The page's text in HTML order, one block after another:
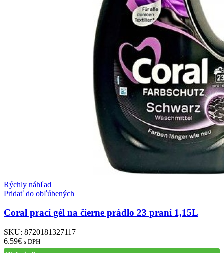
Rýchly náhľad
Pridať do obľúbených
Coral prací gél na čierne prádlo 23 praní 1,15L
SKU: 8720181327117
6.59€ s DPH